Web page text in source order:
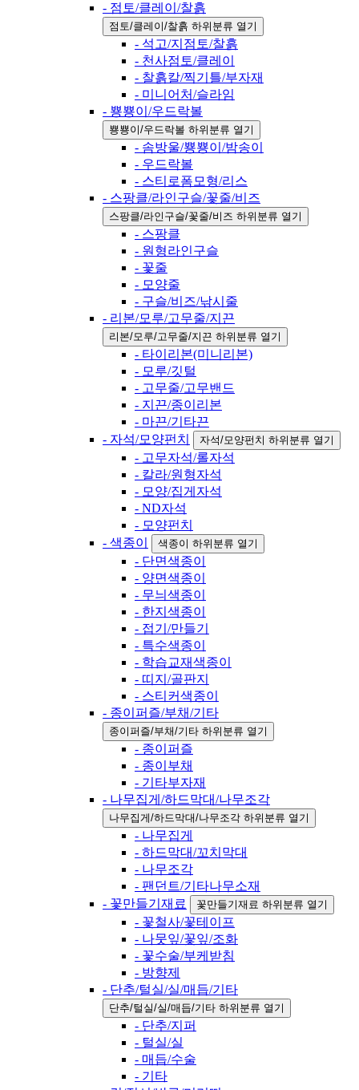
- 점토/클레이/찰흙
점토/클레이/찰흙 하위분류 열기
- 석고/지점토/찰흙
- 천사점토/클레이
- 찰흙칼/찍기틀/부자재
- 미니어처/슬라임
- 뿅뿅이/우드락볼
뿅뿅이/우드락볼 하위분류 열기
- 솜방울/뿅뿅이/밤송이
- 우드락볼
- 스티로폼모형/리스
- 스팡클/라인구슬/꽃줄/비즈
스팡클/라인구슬/꽃줄/비즈 하위분류 열기
- 스팡클
- 원형라인구슬
- 꽃줄
- 모양줄
- 구슬/비즈/낚시줄
- 리본/모루/고무줄/지끈
리본/모루/고무줄/지끈 하위분류 열기
- 타이리본(미니리본)
- 모루/깃털
- 고무줄/고무밴드
- 지끈/종이리본
- 마끈/기타끈
- 자석/모양펀치
자석/모양펀치 하위분류 열기
- 고무자석/롤자석
- 칼라/원형자석
- 모양/집게자석
- ND자석
- 모양펀치
- 색종이
색종이 하위분류 열기
- 단면색종이
- 양면색종이
- 무늬색종이
- 한지색종이
- 접기/만들기
- 특수색종이
- 학습교재색종이
- 띠지/골판지
- 스티커색종이
- 종이퍼즐/부채/기타
종이퍼즐/부채/기타 하위분류 열기
- 종이퍼즐
- 종이부채
- 기타부자재
- 나무집게/하드막대/나무조각
나무집게/하드막대/나무조각 하위분류 열기
- 나무집게
- 하드막대/꼬치막대
- 나무조각
- 팬던트/기타나무소재
- 꽃만들기재료
꽃만들기재료 하위분류 열기
- 꽃철사/꽃테이프
- 나뭇잎/꽃잎/조화
- 꽃수술/부케받침
- 방향제
- 단추/털실/실/매듭/기타
단추/털실/실/매듭/기타 하위분류 열기
- 단추/지퍼
- 털실/실
- 매듭/수술
- 기타